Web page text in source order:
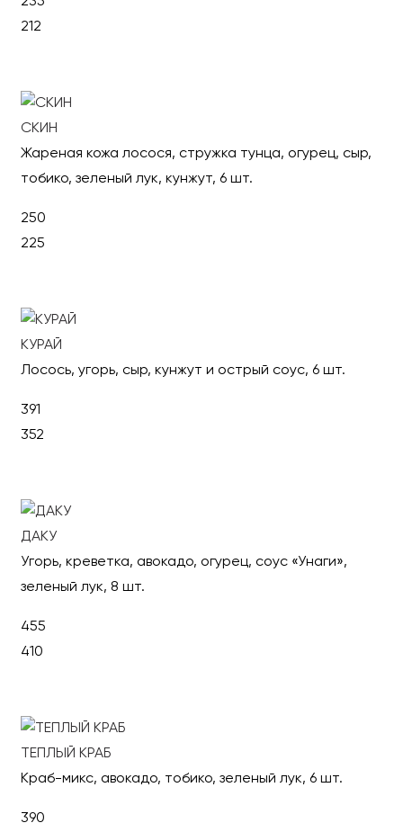
212
СКИН
Жареная кожа лосося, стружка тунца, огурец, сыр,
тобико, зеленый лук, кунжут, 6 шт.
250
225
КУРАЙ
Лосось, угорь, сыр, кунжут и острый соус, 6 шт.
391
352
ДАКУ
Угорь, креветка, авокадо, огурец, соус «Унаги»,
зеленый лук, 8 шт.
455
410
ТЕПЛЫЙ КРАБ
Краб-микс, авокадо, тобико, зеленый лук, 6 шт.
390